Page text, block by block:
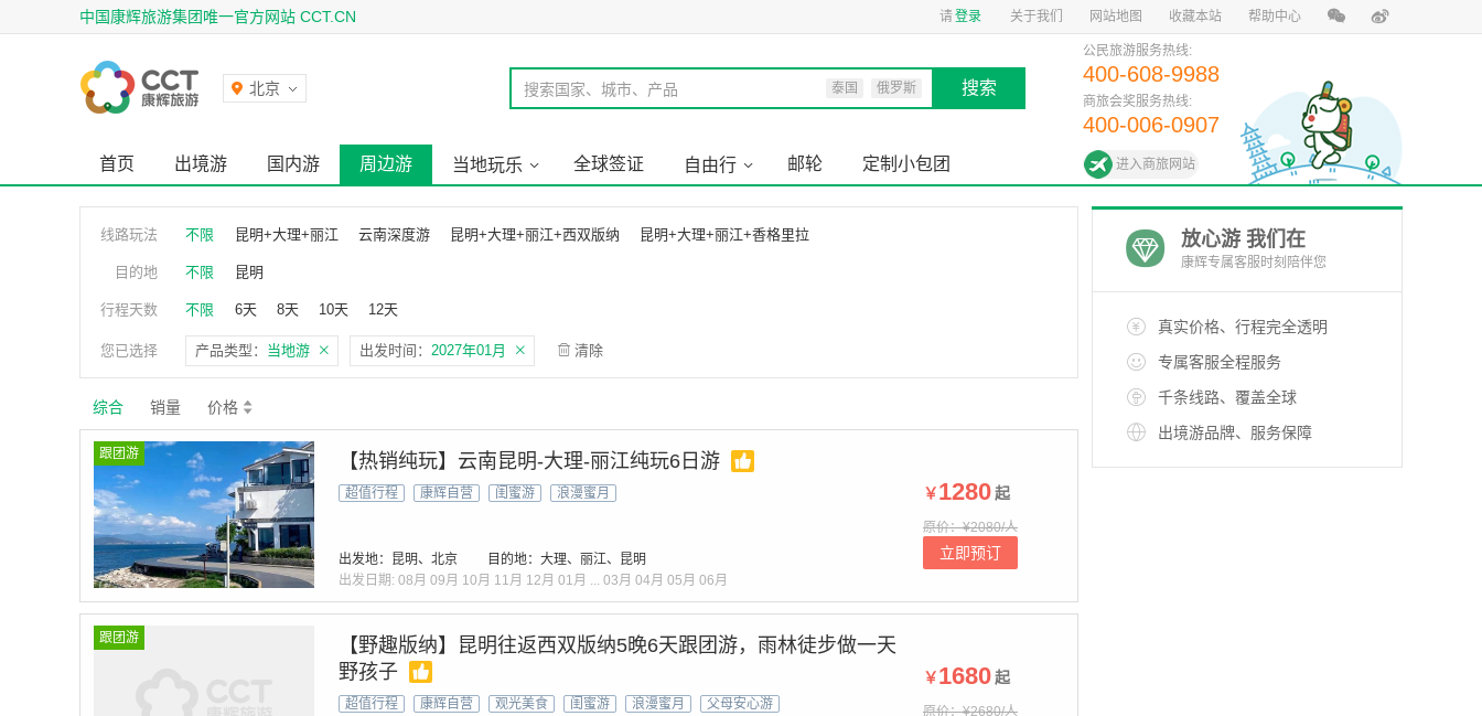
中国康辉旅游集团唯一官方网站 CCT.CN 请登录 关于我们 网站地图 收藏本站 帮助中心
北京 搜索国家、城市、产品 泰国 俄罗斯 搜索
公民旅游服务热线:
400-608-9988
商旅会奖服务热线:
400-006-0907
进入商旅网站
首页 出境游 国内游 周边游 当地玩乐 全球签证 自由行 邮轮 定制小包团
线路玩法 不限 昆明+大理+丽江 云南深度游 昆明+大理+丽江+西双版纳 昆明+大理+丽江+香格里拉
目的地 不限 昆明
行程天数 不限 6天 8天 10天 12天
您已选择 产品类型： 当地游 出发时间： 2027年01月 清除
综合 销量 价格
跟团游 【热销纯玩】云南昆明-大理-丽江纯玩6日游
超值行程 康辉自营 闺蜜游 浪漫蜜月
出发地：昆明、北京
目的地：大理、丽江、昆明
出发日期: 08月 09月 10月 11月 12月 01月 ... 03月 04月 05月 06月
￥1280起
原价：¥2080/人
立即预订
跟团游
【野趣版纳】昆明往返西双版纳5晚6天跟团游，雨林徒步做一天
野孩子
超值行程 康辉自营 观光美食 闺蜜游 浪漫蜜月 父母安心游
￥1680起
原价：¥2680/人
放心游 我们在
康辉专属客服时刻陪伴您
真实价格、行程完全透明
专属客服全程服务
千条线路、覆盖全球
出境游品牌、服务保障